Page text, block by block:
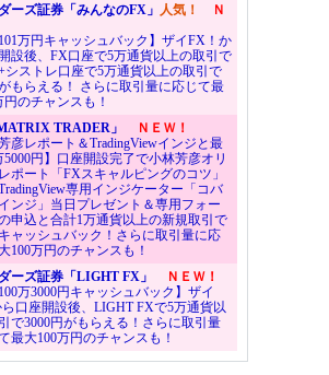
ーズ証券「みんなのFX」 人気！
Ｎ
101万円キャッシュバック】ザイFX！か
設後、FX口座で5万通貨以上の取引で
シストレ口座で5万通貨以上の取引で
もらえる！ さらに取引量に応じて最
円のチャンスも！
TRADER」
ＮＥＷ！
芳彦レポート＆TradingViewインジと最
5000円】口座開設完了で小林芳彦オリ
ポート「FXスキャルピングのコツ」
専用インジケーター「コバ
ンジ」当日プレゼント＆専用フォー
申込と合計1万通貨以上の新規取引で
ャッシュバック！さらに取引量に応
100万円のチャンスも！
ーズ証券「LIGHT FX」
ＮＥＷ！
100万3000円キャッシュバック】ザイ
口座開設後、LIGHT FXで5万通貨以
で3000円がもらえる！さらに取引量
最大100万円のチャンスも！